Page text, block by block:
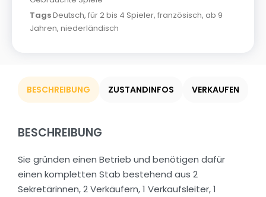
TagsDeutsch, für 2 bis 4 Spieler, französisch, ab 9
Jahren, niederländisch
BESCHREIBUNG ZUSTANDINFOS VERKAUFEN
BESCHREIBUNG
Sie gründen einen Betrieb und benötigen dafür
einen kompletten Stab bestehend aus 2
Sekretärinnen, 2 Verkäufern, 1 Verkaufsleiter, 1